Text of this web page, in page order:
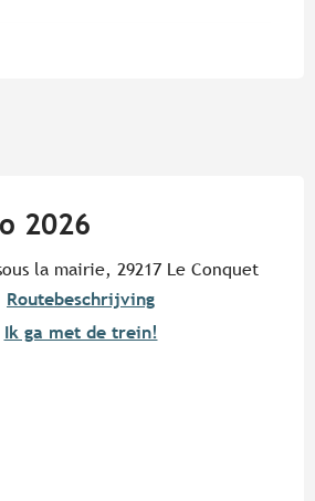
2026
la mairie, 29217 Le Conquet
Routebeschrijving
Ik ga met de trein!